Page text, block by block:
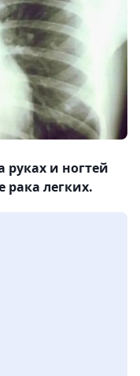
и ногтей
рака легких.